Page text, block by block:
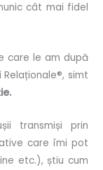
cât mai fidel
care le am după
simt
transmiși prin
care îmi pot
etc.), știu cum